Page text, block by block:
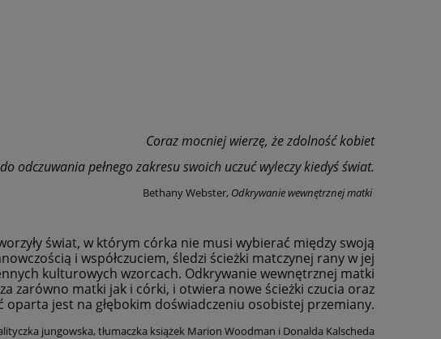
Coraz mocniej wierzę, że zdolność kobiet
do odczuwania pełnego zakresu swoich uczuć wyleczy kiedyś świat.
Bethany Webster, Odkrywanie wewnętrznej matki
świat, w którym córka nie musi wybierać między swoją
i współczuciem, śledzi ścieżki matczynej rany w jej
kulturowych wzorcach. Odkrywanie wewnętrznej matki
zarówno matki jak i córki, i otwiera nowe ścieżki czucia oraz
oparta jest na głębokim doświadczeniu osobistej przemiany.
jungowska, tłumaczka książek Marion Woodman i Donalda Kalscheda